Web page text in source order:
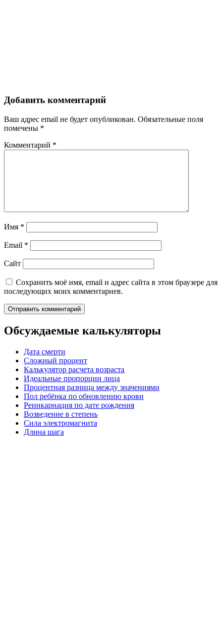
Добавить комментарий
Ваш адрес email не будет опубликован. Обязательные поля
помечены *
Комментарий *
Имя *
Email *
Сайт
Сохранить моё имя, email и адрес сайта в этом браузере для
последующих моих комментариев.
Обсуждаемые калькуляторы
Дата смерти
Сложный процент
Калькулятор расчета возраста
Идеальные пропорции лица
Процентная разница между значениями
Пол ребёнка по обновлению крови
Реинкарнация по дате рождения
Возведение в степень
Сила электромагнита
Длина шага